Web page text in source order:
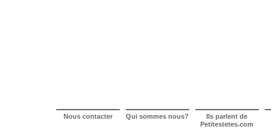
Nous contacter Qui sommes nous? Ils parlent de
Petitestetes.com